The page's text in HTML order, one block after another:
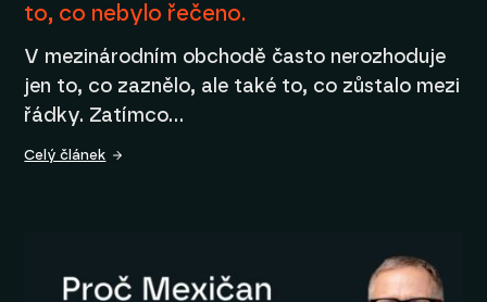
to, co nebylo řečeno.
V mezinárodním obchodě často nerozhoduje
jen to, co zaznělo, ale také to, co zůstalo mezi
řádky. Zatímco…
Celý článek